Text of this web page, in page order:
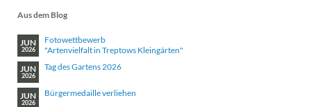
Aus dem Blog
JUN
2026
Fotowettbewerb
"Artenvielfalt in Treptows Kleingärten"
JUN
2026
Tag des Gartens 2026
JUN
2026
Bürgermedaille verliehen